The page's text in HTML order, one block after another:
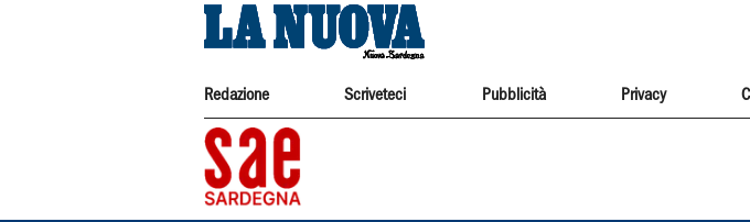
Redazione Scriveteci Pubblicità Privacy